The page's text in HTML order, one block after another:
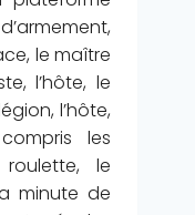
le maître
l’hôte, le
l’hôte,
les
le
minute de